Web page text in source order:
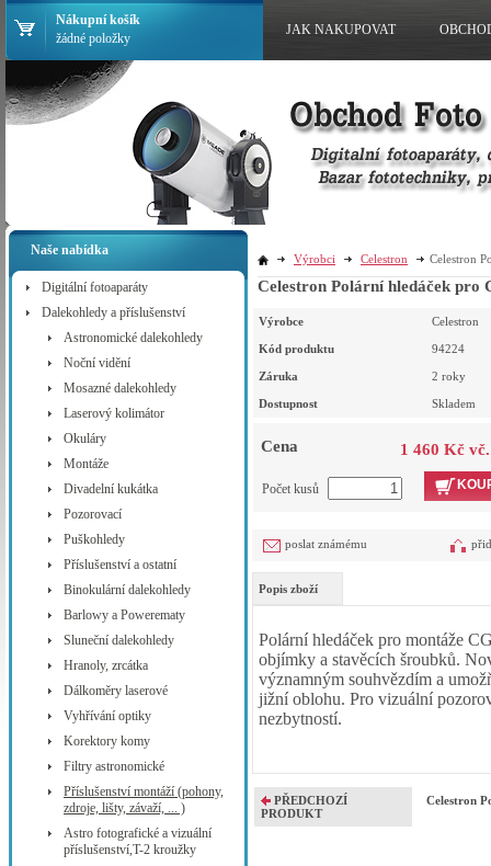
Naše nabídka
Digitální fotoaparáty
Dalekohledy a příslušenství
Astronomické dalekohledy
Noční vidění
Mosazné dalekohledy
Laserový kolimátor
Okuláry
Montáže
Divadelní kukátka
Pozorovací
Puškohledy
Příslušenství a ostatní
Binokulární dalekohledy
Barlowy a Powerematy
Sluneční dalekohledy
Hranoly, zrcátka
Dálkoměry laserové
Vyhřívání optiky
Korektory komy
Filtry astronomické
Příslušenství montáží (pohony,
zdroje, lišty, závaží, ... )
Astro fotografické a vizuální
příslušenství,T-2 kroužky
Výrobci Celestron Celestron
Celestron Polární hledáček pro
Výrobce Celestron
Kód produktu 94224
Záruka 2 roky
Dostupnost Skladem
Cena 1 460 Kč
Počet kusů
poslat známému
Popis zboží
Polární hledáček pro montáže
objímky a stavěcích šroubků.
významným souhvězdím a
jižní oblohu. Pro vizuální
nezbytností.
PŘEDCHOZÍ
PRODUKT
Celestron
Nákupní košík
žádné položky
JAK NAKUPOVAT